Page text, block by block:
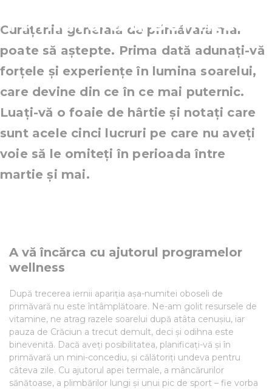
Primăvară a Dorințelor
Curățenia generală de primăvară mai
poate să aștepte. Prima dată adunați-vă
forțele și experiențe în lumina soarelui,
care devine din ce în ce mai puternic.
Luați-vă o foaie de hârtie și notați care
sunt acele cinci lucruri pe care nu aveți
voie să le omiteți în perioada între
martie și mai.
A vă încărca cu ajutorul programelor
wellness
După trecerea iernii apariția așa-numitei oboseli de
primăvară nu este întâmplătoare. Ne-am golit resursele de
vitamine, ne atrag razele soarelui după atâta cenușiu, iar
pauza de Crăciun a trecut demult, deci și odihna este
binevenită. Dacă aveți posibilitatea, planificați-vă și în
primăvară un mini-concediu, și călătoriți undeva pentru
câteva zile. Cu ajutorul apei termale, a mâncărurilor
sănătoase, a plimbărilor lungi și unui pic de sport – fie vorba